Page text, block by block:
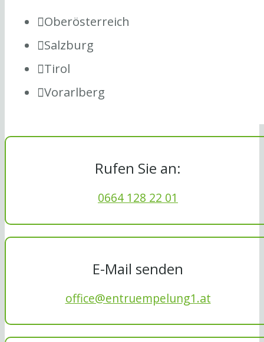
Oberösterreich
Salzburg
Tirol
Vorarlberg
Rufen Sie an:
0664 128 22 01
E-Mail senden
office@entruempelung1.at